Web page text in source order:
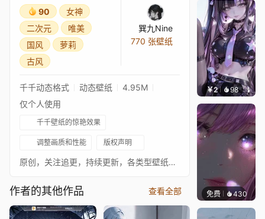
90
女神
二次元
唯美
国风
萝莉
古风
巽九Nine
770 张壁纸
千千动态格式 动态壁纸
4.95M
仅个人使用
千千壁纸的惊艳效果
调整画质和性能 版权声明
原创，关注追更，持续更新，各类型壁纸，各平台同名
作者的其他作品 查看全部
￥2 98 辰东
免费 430辰东